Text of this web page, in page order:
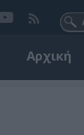
Αρχική